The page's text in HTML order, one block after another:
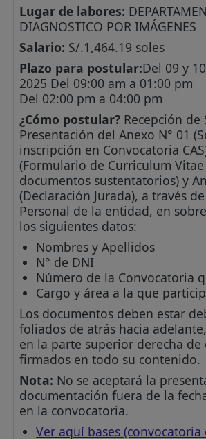
Lugar de labores:
DIAGNOSTICO POR IMÁGENES
Salario: S/.1,464.19 soles
Plazo para postular:Del 09 y
2025 Del 09:00 am a 01:00 pm
Del 02:00 pm a 04:00 pm
¿Cómo postular? Recepción de
Presentación del Anexo N° 01
inscripción en Convocatoria
(Formulario de Curriculum
documentos sustentatorios) y
(Declaración Jurada), a través
Personal de la entidad, en
los siguientes datos:
Nombres y Apellidos
N° de DNI
Número de la Convocatoria
Cargo y área a la que
Los documentos deben estar
foliados de atrás hacia
en la parte superior derecha de
firmados en todo su contenido.
Nota: No se aceptará la
documentación fuera de la
en la convocatoria.
Ver aquí bases (convocatoria